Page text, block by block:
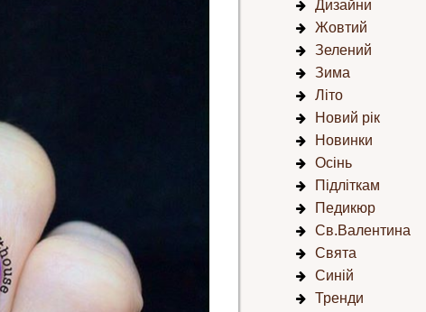
Дизайни
Жовтий
Зелений
Зима
Літо
Новий рік
Новинки
Осінь
Підліткам
Педикюр
Св.Валентина
Свята
Синій
Тренди